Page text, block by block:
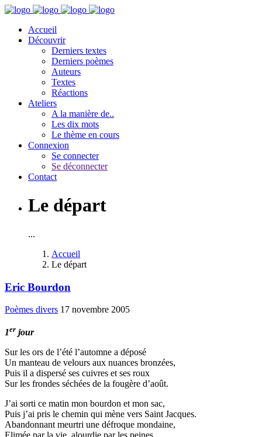
Accueil
Découvrir
Derniers textes
Derniers poèmes
Auteurs
Textes
Réactions
Ateliers
A la manière de..
Les dix mots
Le thème en cours
Connexion
Se connecter
Se déconnecter
Contact
Le départ
...
Accueil
Le départ
Eric Bourdon
Poèmes divers 17 novembre 2005
1er jour
Sur les ors de l’été l’automne a déposé
Un manteau de velours aux nuances bronzées,
Puis il a dispersé ses cuivres et ses roux
Sur les frondes séchées de la fougère d’août.
J’ai sorti ce matin mon bourdon et mon sac,
Puis j’ai pris le chemin qui mène vers Saint Jacques.
Abandonnant meurtri une défroque mondaine,
Elimée par la vie, alourdie par les peines.